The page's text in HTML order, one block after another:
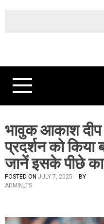
t
भावुक आकाश
प्रदर्शन को किया
जानें इसके पीछे
POSTED ON JULY 7, 2025
BY
ADMIN_TS